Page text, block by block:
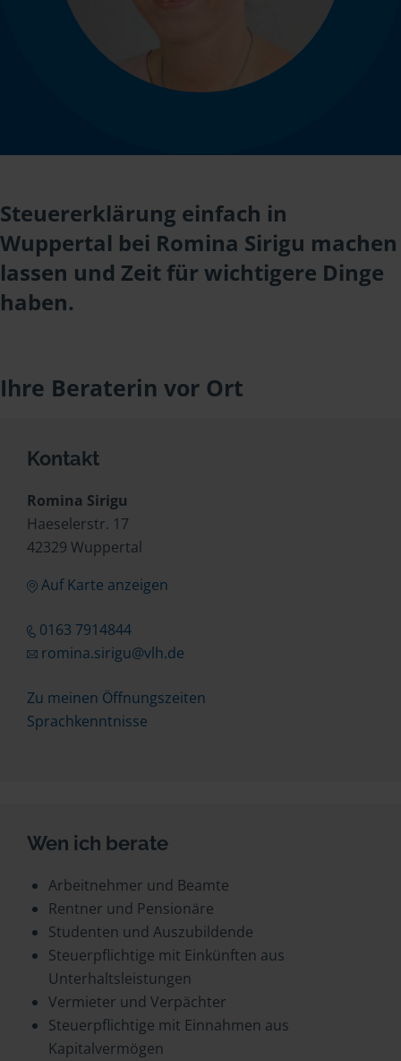
Steuererklärung einfach in
Wuppertal bei Romina Sirigu machen
lassen und Zeit für wichtigere Dinge
haben.
Ihre Beraterin vor Ort
Kontakt
Romina Sirigu
Haeselerstr. 17
42329 Wuppertal
Auf Karte anzeigen
0163 7914844
romina.sirigu@vlh.de
Zu meinen Öffnungszeiten
Sprachkenntnisse
Wen ich berate
Arbeitnehmer und Beamte
Rentner und Pensionäre
Studenten und Auszubildende
Steuerpflichtige mit Einkünften aus
Unterhaltsleistungen
Vermieter und Verpächter
Steuerpflichtige mit Einnahmen aus
Kapitalvermögen